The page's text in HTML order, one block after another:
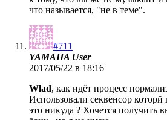
что называется, "не в теме".
#711
YAMAHA User
2017/05/22 в 18:16
Wlad, как идёт процесс
Использовали секвенсор
это никуда ? Хочется получить